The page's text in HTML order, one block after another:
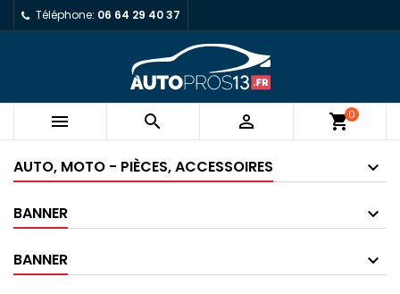
Téléphone: 06 64 29 40 37
   shopping_cart0
AUTO, MOTO - PIÈCES, ACCESSOIRES
BANNER
BANNER